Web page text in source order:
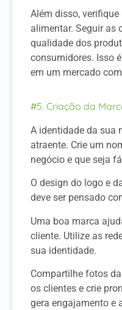
Além disso,
alimentar. Seguir as
qualidade dos
consumidores. Isso
em um mercado
#5. Criação da
A identidade da sua
atraente. Crie um
negócio e que seja
O design do logo e
deve ser pensado
Uma boa marca
cliente. Utilize as
sua identidade.
Compartilhe fotos
os clientes e crie
gera engajamento e